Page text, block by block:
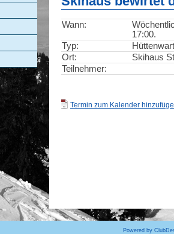
Wann:
17:00.
Typ:
Hüttenwart
Ort:
Skihaus
Teilnehmer:
Termin zum Kalender
Powered by